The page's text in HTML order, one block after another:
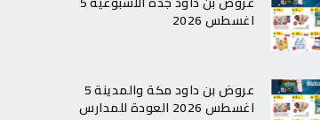
اغسطس 2026
عروض بن داود مكة والمدينة 5
اغسطس 2026 العودة للمدارس